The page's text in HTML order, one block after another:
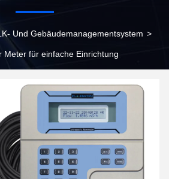
Und Gebäudemanagementsystem >
Meter für einfache Einrichtung